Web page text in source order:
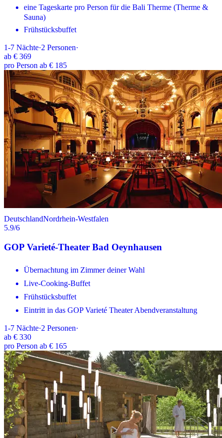
eine Tageskarte pro Person für die Bali Therme (Therme &
Sauna)
Frühstücksbuffet
1-7 Nächte·2 Personen·
ab € 369
pro Person ab € 185
DeutschlandNordrhein-Westfalen
5.9/6
GOP Varieté-Theater Bad Oeynhausen
Übernachtung im Zimmer deiner Wahl
Live-Cooking-Buffet
Frühstücksbuffet
Eintritt in das GOP Varieté Theater Abendveranstaltung
1-7 Nächte·2 Personen·
ab € 330
pro Person ab € 165